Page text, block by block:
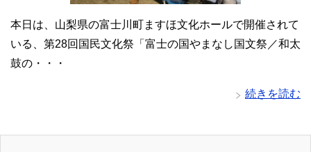
本日は、山梨県の富士川町ますほ文化ホールで開催されて
いる、第28回国民文化祭「富士の国やまなし国文祭／和太
鼓の・・・
続きを読む